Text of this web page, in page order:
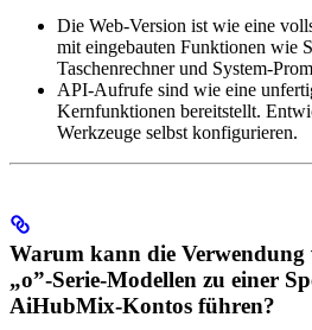
Die Web-Version ist wie eine
mit eingebauten Funktionen wie
Taschenrechner und System-
API-Aufrufe sind wie eine
Kernfunktionen bereitstellt.
Werkzeuge selbst konfigurieren.
Warum kann die Verwendung
„o”-Serie-Modellen zu einer
AiHubMix-Kontos führen?